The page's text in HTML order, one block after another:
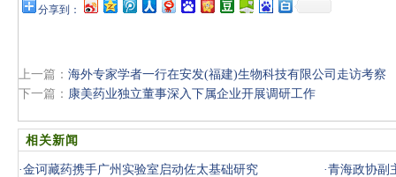
分享到：
上一篇： 海外专家学者一行在安发(福建)生物科技有限公司走访考察
下一篇： 康美药业独立董事深入下属企业开展调研工作
相关新闻
·金诃藏药携手广州实验室启动佐太基础研究 ·青海政协副